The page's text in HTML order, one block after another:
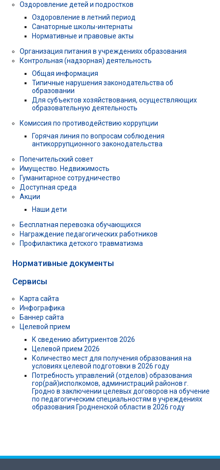
Оздоровление детей и подростков
Оздоровление в летний период
Санаторные школы-интернаты
Нормативные и правовые акты
Организация питания в учреждениях образования
Контрольная (надзорная) деятельность
Общая информация
Типичные нарушения законодательства об
образовании
Для субъектов хозяйствования, осуществляющих
образовательную деятельность
Комиссия по противодействию коррупции
Горячая линия по вопросам соблюдения
антикоррупционного законодательства
Попечительский совет
Имущество. Недвижимость
Гуманитарное сотрудничество
Доступная среда
Акции
Наши дети
Бесплатная перевозка обучающихся
Награждение педагогических работников
Профилактика детского травматизма
Нормативные документы
Сервисы
Карта сайта
Инфографика
Баннер сайта
Целевой прием
К сведению абитуриентов 2026
Целевой прием 2026
Количество мест для получения образования на
условиях целевой подготовки в 2026 году
Потребность управлений (отделов) образования
гор(рай)исполкомов, администраций районов г.
Гродно в заключении целевых договоров на обучение
по педагогическим специальностям в учреждениях
образования Гродненской области в 2026 году